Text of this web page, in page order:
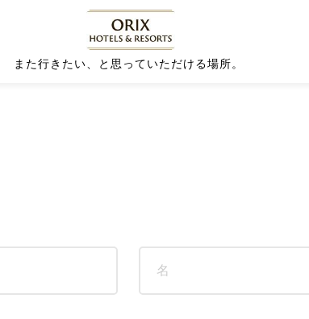
また行きたい、と思っていただける場所。